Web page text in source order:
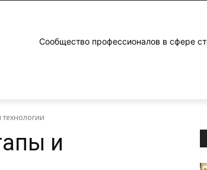
Сообщество профессионалов в сфере
и